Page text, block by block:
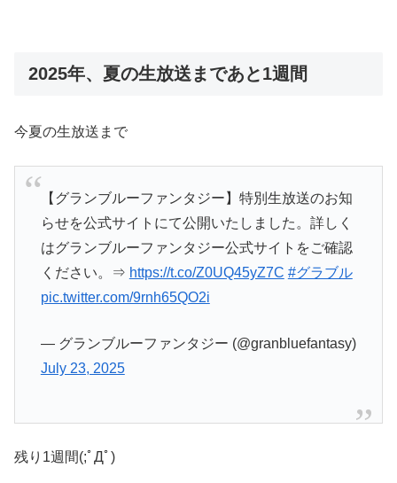
2025年、夏の生放送まであと1週間
今夏の生放送まで
【グランブルーファンタジー】特別生放送のお知
らせを公式サイトにて公開いたしました。詳しく
はグランブルーファンタジー公式サイトをご確認
ください。⇒ https://t.co/Z0UQ45yZ7C #グラブル
pic.twitter.com/9rnh65QO2i
— グランブルーファンタジー (@granbluefantasy)
July 23, 2025
残り1週間(;ﾟДﾟ)